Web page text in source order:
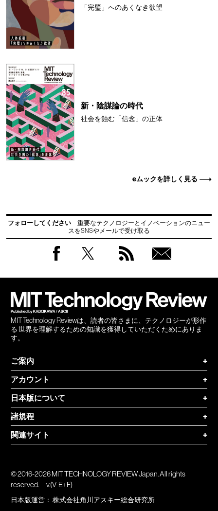
「完璧」へのあくなき欲望
新・陰謀論の時代
社会を蝕む「信念」の正体
eムックを詳しく見る
フォローしてください
重要なテクノロジーとイノベーションのニュー
スをSNSやメールで受け取る
MIT Technology Reviewは、読者の皆さまに、テクノロジーが形作
る 世界を理解するための知識を獲得していただくためにありま
す。
ご案内
+
アカウント
+
日本版について
+
諸規程
+
関連サイト
+
© 2016-2026 MIT TECHNOLOGY REVIEW Japan. All rights
reserved.
v.(V-E+F)
日本版運営：株式会社角川アスキー総合研究所